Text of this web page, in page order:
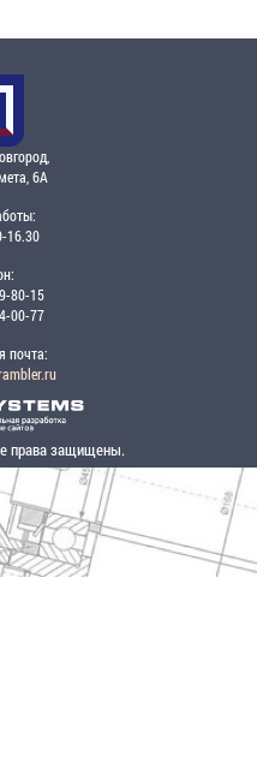
6А
16.30
80-15
00-77
почта:
права защищены.